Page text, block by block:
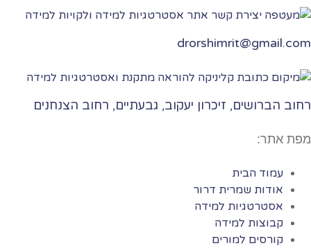
drorshimrit@gmail.com​
רחוב הברושים, זיכרון יעקוב, גבעתיים, רחוב הצנחנים
מפת אתר:
עמוד הבית
אודות שמרית דרור
אסטרטגיות למידה
קבוצות למידה
קורסים למורים